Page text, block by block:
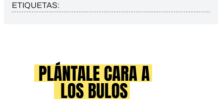
ETIQUETAS: